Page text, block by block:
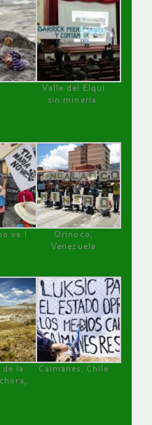
Valle del Elqui
sin minería.
va !
Orinoco,
Venezuela
de la
Caimanes, Chile